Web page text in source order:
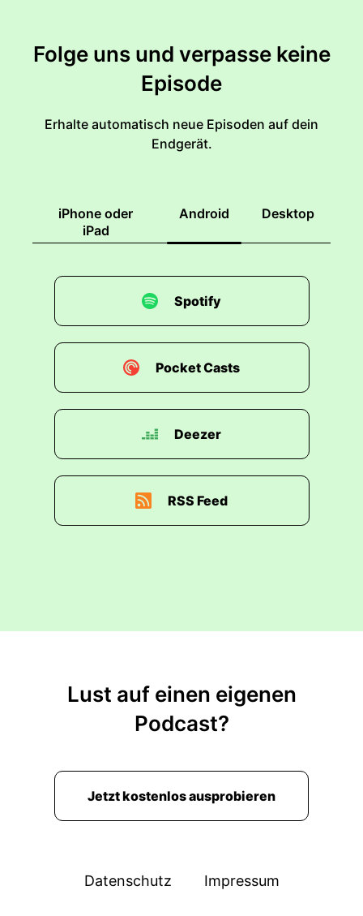
Folge uns und verpasse keine
Episode
Erhalte automatisch neue Episoden auf dein
Endgerät.
iPhone oder
iPad
Android Desktop
Spotify
Pocket Casts
Deezer
RSS Feed
Lust auf einen eigenen
Podcast?
Jetzt kostenlos ausprobieren
Datenschutz Impressum